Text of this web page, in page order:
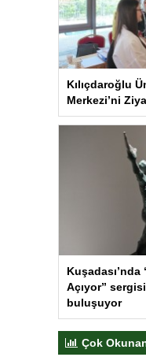
Kılıçdaroğlu
Merkezi’ni
Açıyor”
buluşuyor
Çok